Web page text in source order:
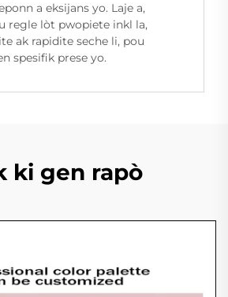
a eksijans yo. Laje a,
regle lòt pwopiete inkl la,
ak rapidite seche li, pou
spesifik prese yo.
ki gen rapò